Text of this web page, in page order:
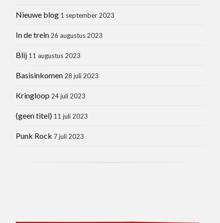
Nieuwe blog 1 september 2023
In de trein 26 augustus 2023
Blij 11 augustus 2023
Basisinkomen 28 juli 2023
Kringloop 24 juli 2023
(geen titel) 11 juli 2023
Punk Rock 7 juli 2023